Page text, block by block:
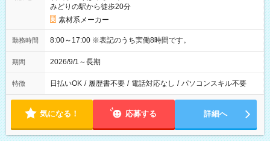
みどりの駅から徒歩20分
素材系メーカー
勤務時間 8:00～17:00 ※表記のうち実働8時間です。
期間 2026/9/1～長期
特徴 日払いOK / 履歴書不要 / 電話対応なし / パソコンスキル不要
気になる！ 応募する 詳細へ